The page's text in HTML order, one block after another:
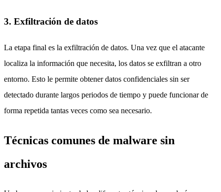
3. Exfiltración de datos
La etapa final es la exfiltración de datos. Una vez que el atacante
localiza la información que necesita, los datos se exfiltran a otro
entorno. Esto le permite obtener datos confidenciales sin ser
detectado durante largos periodos de tiempo y puede funcionar de
forma repetida tantas veces como sea necesario.
Técnicas comunes de malware sin
archivos